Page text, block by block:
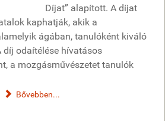
Díjat” alapított. A díjat
kaphatják, akik a
ágában, tanulóként kiváló
díj odaítélése hívatásos
a mozgásművészetet tanulók
Bővebben...